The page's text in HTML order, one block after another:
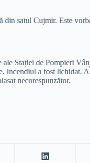
satul Cujmir. Este
Stației de Pompieri
Incendiul a fost lichidat.
necorespunzător.